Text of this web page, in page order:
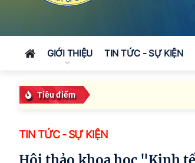
GIỚI THIỆU TIN TỨC - SỰ KIỆN
Tiêu điểm
TIN TỨC - SỰ KIỆN